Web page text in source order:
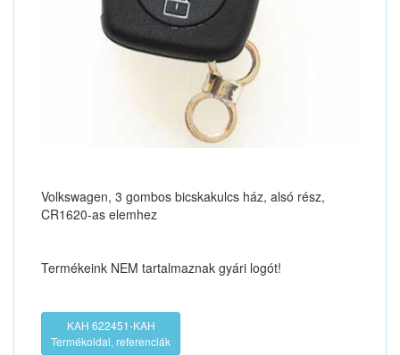
Volkswagen, 3 gombos bicskakulcs ház, alsó rész,
CR1620-as elemhez
Termékeink NEM tartalmaznak gyári logót!
KAH 622451-KAH
Termékoldal, referenciák